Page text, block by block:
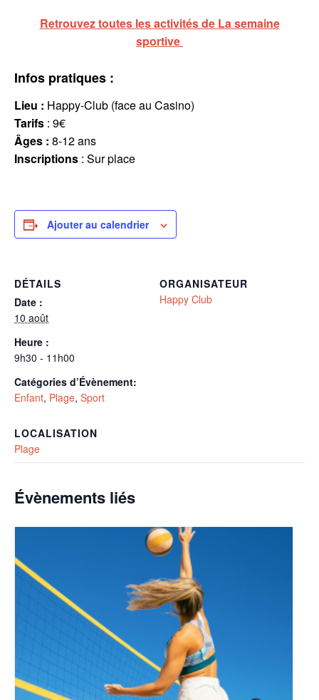
Retrouvez toutes les activités de La semaine
sportive
Infos pratiques :
Lieu : Happy-Club (face au Casino)
Tarifs : 9€
Âges : 8-12 ans
Inscriptions : Sur place
Ajouter au calendrier
DÉTAILS
Date :
10 août
Heure :
9h30 - 11h00
Catégories d’Évènement:
Enfant, Plage, Sport
ORGANISATEUR
Happy Club
LOCALISATION
Plage
Évènements liés